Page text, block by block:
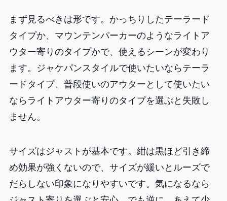
まず見るべきは形です。かっちりしたテーラード
タイプか、マウンテンパーカーのようなライトア
ウター寄りのタイプかで、使えるシーンが変わり
ます。ジャケパンスタイルで使いたいならテーラ
ードタイプ、普段使いのアウターとして使いたい
ならライトアウター寄りのタイプを選ぶと失敗し
ません。
サイズはジャストが基本です。紺は黒ほど引き締
め効果が強くないので、サイズが緩いとルーズで
だらしない印象になりやすいです。気になるなら